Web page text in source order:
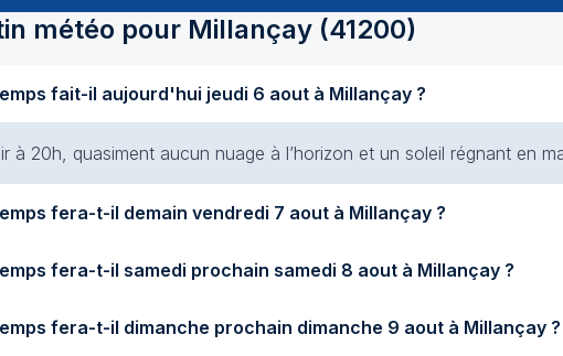
météo pour Millançay (41200)
Quel temps fait-il aujourd'hui jeudi 6 aout à Millançay ?
à 20h, quasiment aucun nuage à l’horizon et un soleil régnant en
Quel temps fera-t-il demain vendredi 7 aout à Millançay ?
Quel temps fera-t-il samedi prochain samedi 8 aout à Millançay ?
Quel temps fera-t-il dimanche prochain dimanche 9 aout à Millançay ?